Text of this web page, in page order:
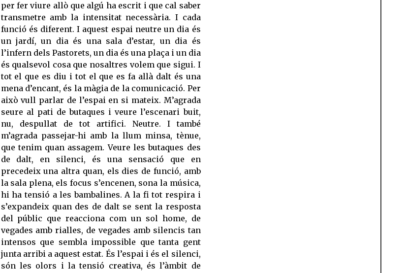
per fer viure allò que algú ha escrit i que cal saber
transmetre amb la intensitat necessària. I cada
funció és diferent. I aquest espai neutre un dia és
un jardí, un dia és una sala d’estar, un dia és
l’infern dels Pastorets, un dia és una plaça i un dia
és qualsevol cosa que nosaltres volem que sigui. I
tot el que es diu i tot el que es fa allà dalt és una
mena d’encant, és la màgia de la comunicació. Per
això vull parlar de l’espai en si mateix. M’agrada
seure al pati de butaques i veure l’escenari buit,
nu, despullat de tot artifici. Neutre. I també
m’agrada passejar-hi amb la llum minsa, tènue,
que tenim quan assagem. Veure les butaques des
de dalt, en silenci, és una sensació que en
precedeix una altra quan, els dies de funció, amb
la sala plena, els focus s’encenen, sona la música,
hi ha tensió a les bambalines. A la fi tot respira i
s’expandeix quan des de dalt se sent la resposta
del públic que reacciona com un sol home, de
vegades amb rialles, de vegades amb silencis tan
intensos que sembla impossible que tanta gent
junta arribi a aquest estat. És l’espai i és el silenci,
són les olors i la tensió creativa, és l’àmbit de